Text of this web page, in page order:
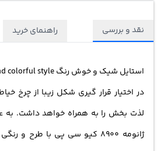
می نماید. صرف نظر از آشنایی هر چه
گرفتن چرخ خیاطی به صورت
بسیار زیبایی پارچه ها و لباس ها
چرخ خیاطی های ژانومه بازار رونق بسیار
نقد و بررسی راهنمای خرید
استایل شیک و خوش رنگ Stylish and colorful style
در اختیار قرار گیری شکل زیبا ازچرخ
لذت بخش را به همراه خواهد داشت. به
ژانومه 8900 کیو سی پی با طرح